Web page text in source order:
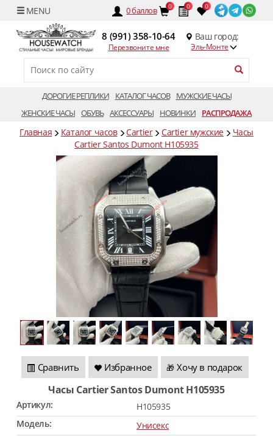
0баллов 0 0 0
8 (991) 358-10-64
Перезвоните мне
Ваш город:
Эль-Монте
ДОРОГИЕ РЕПЛИКИ КАТАЛОГ ЧАСОВ
МУЖСКИЕ ЧАСЫ
ЖЕНСКИЕ ЧАСЫ ОБУВЬ АКСЕССУАРЫ НОВИНКИ РАСПРОДАЖА
Главная Каталог часов Cartier Cartier мужские
Часы
Cartier Santos Dumont H105935
Сравнить Избранное 🎁 Хочу в подарок
Часы Cartier Santos Dumont H105935
Артикул:
H105935
Модель:
Унисекс